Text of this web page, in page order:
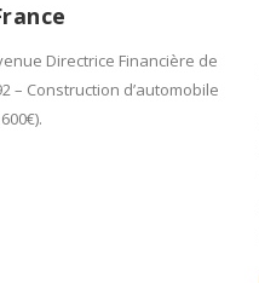
Directrice Financière de
– Construction d’automobile